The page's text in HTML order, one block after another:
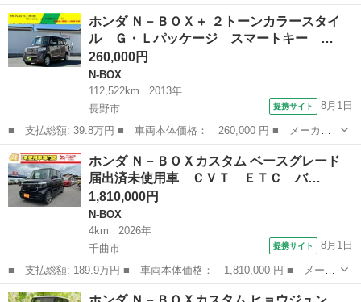
車検切れました 使用に伴う傷やクリア剥げややあります。腹下の酷い
サビ、腐りありません。令和4年、6年の点検整備記録簿ありま...
長野 松本市 村井駅
ホンダ Ｎ－ＢＯＸ＋ ２トーンカラースタイ
ル Ｇ・Ｌパッケージ スマートキー …
260,000円
N-BOX
112,522km
2013年
長野市
提携サイト 8月1日
■ 支払総額: 39.8万円 ■ 車両本体価格： 260,000 円 ■ メーカー
名： ホンダ ■ 車種名： Ｎ－ＢＯＸ＋ ■ グレード名： ２トー
ンカラースタイル Ｇ・Ｌパッケージ スマートキー プッシュスタ
ート 両側オ...
長野 長野市 N-BOX
ホンダ Ｎ－ＢＯＸカスタム ベースグレード
届出済未使用車 ＣＶＴ ＥＴＣ バ…
1,810,000円
N-BOX
4km
2026年
千曲市
提携サイト 8月1日
■ 支払総額: 189.9万円 ■ 車両本体価格： 1,810,000 円 ■ メーカ
ー名： ホンダ ■ 車種名： Ｎ－ＢＯＸカスタム ■ グレード
長野 千曲市 N-BOX